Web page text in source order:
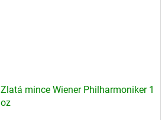
Zlatá mince Wiener Philharmoniker 1
oz